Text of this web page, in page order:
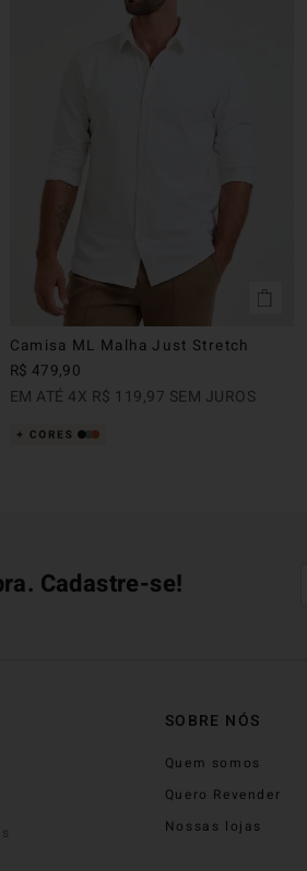
Camisa ML Malha Just Stretch
R$ 479,90
EM ATÉ 4X R$ 119,97 SEM JUROS
Cadastre-se!
SOBRE NÓS
Quem somos
Quero Revender
Nossas lojas